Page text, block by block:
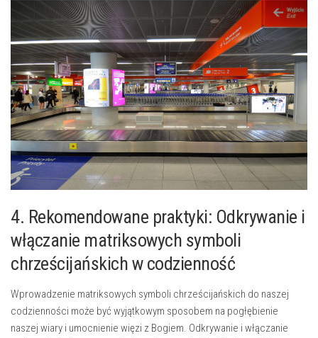
4. Rekomendowane praktyki: ‌Odkrywanie i
włączanie matriksowych symboli
chrześcijańskich w codzienność
Wprowadzenie‍ matriksowych symboli chrześcijańskich‌ do naszej ​
codzienności może być wyjątkowym sposobem na pogłębienie
naszej wiary‍ i umocnienie więzi z​ Bogiem. Odkrywanie i włączanie